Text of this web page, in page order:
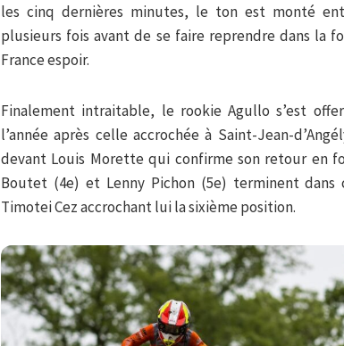
les cinq dernières minutes, le ton est monté
plusieurs fois avant de se faire reprendre dans la
France espoir.
Finalement intraitable, le rookie Agullo s’est
l’année après celle accrochée à Saint-Jean-
devant Louis Morette qui confirme son retour en
Boutet (4e) et Lenny Pichon (5e) terminent
Timotei Cez accrochant lui la sixième position.